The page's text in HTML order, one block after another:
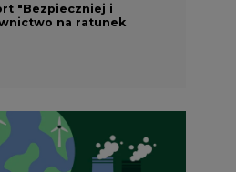
"Bezpieczniej i
na ratunek